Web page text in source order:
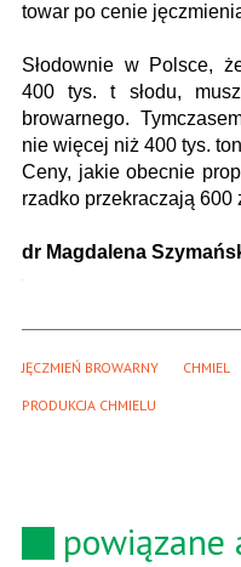
towar po cenie
Słodownie w Polsce,
400 tys. t słodu,
browarnego.
nie więcej niż 400 tys.
Ceny, jakie obecnie
rzadko przekraczają 600
dr Magdalena
JĘCZMIEŃ BROWARNY CHMIEL
PRODUKCJA CHMIELU
powiązane